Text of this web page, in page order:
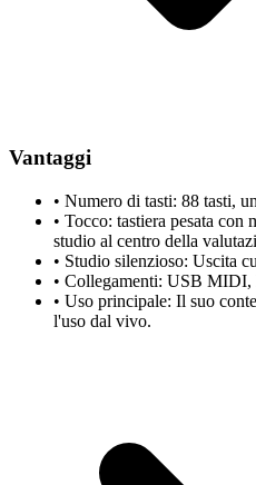
Vantaggi
• Numero di tasti: 88 tasti,
• Tocco: tastiera pesata con
studio al centro della
• Studio silenzioso: Uscita
• Collegamenti: USB MIDI,
• Uso principale: Il suo
l'uso dal vivo.